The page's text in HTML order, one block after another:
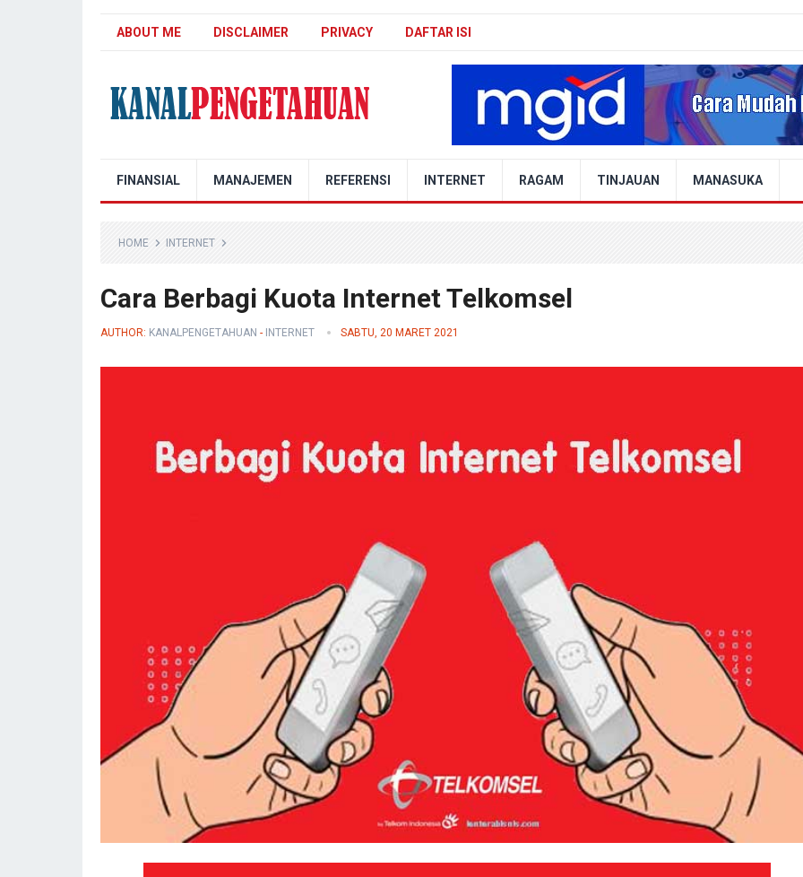
ABOUT ME DISCLAIMER PRIVACY DAFTAR ISI
FINANSIAL MANAJEMEN REFERENSI INTERNET RAGAM TINJAUAN MANASUKA
HOME INTERNET
Cara Berbagi Kuota Internet Telkomsel
AUTHOR: KANALPENGETAHUAN - INTERNET SABTU, 20 MARET 2021